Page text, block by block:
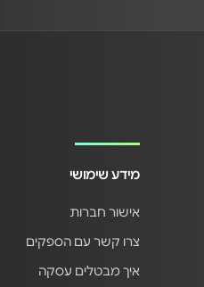
מידע שימושי
אישור חברות
צרו קשר עם הספקים
איך מבטלים עסקה